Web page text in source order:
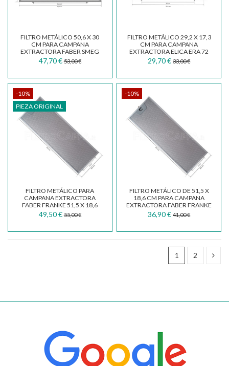
FILTRO METÁLICO 50,6 X 30
CM PARA CAMPANA
EXTRACTORA FABER SMEG
ELECTROLUX IKEA...
47,70 € 53,00 €
FILTRO METÁLICO 29,2 X 17,3
CM PARA CAMPANA
EXTRACTORA ELICA ERA 72
GRI0138043A
29,70 € 33,00 €
-10%
PIEZA ORIGINAL
FILTRO METÁLICO PARA
CAMPANA EXTRACTORA
FABER FRANKE 51,5 X 18,6
CM 133.0018.475
49,50 € 55,00 €
-10%
FILTRO METÁLICO DE 51,5 X
18,6 CM PARA CAMPANA
EXTRACTORA FABER FRANKE
ELECTROLUX FKA93
36,90 € 41,00 €
1 2